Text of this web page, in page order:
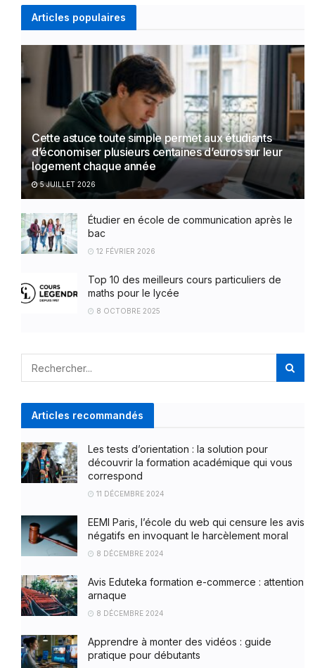
Articles populaires
Cette astuce toute simple permet aux étudiants
d’économiser plusieurs centaines d’euros sur leur
logement chaque année
5 JUILLET 2026
Étudier en école de communication après le
bac
12 FÉVRIER 2026
Top 10 des meilleurs cours particuliers de
maths pour le lycée
8 OCTOBRE 2025
Articles recommandés
Les tests d’orientation : la solution pour
découvrir la formation académique qui vous
correspond
11 DÉCEMBRE 2024
EEMI Paris, l’école du web qui censure les avis
négatifs en invoquant le harcèlement moral
8 DÉCEMBRE 2024
Avis Eduteka formation e-commerce : attention
arnaque
8 DÉCEMBRE 2024
Apprendre à monter des vidéos : guide
pratique pour débutants